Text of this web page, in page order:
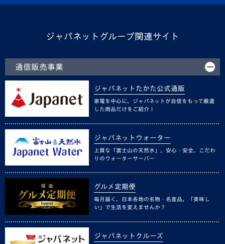
ジャパネットグループ関連サイト
通信販売事業
ジャパネットたかた公式通販
家電を中心に、ジャパネットが自信をもって厳選
した商品だけをご紹介！
ジャパネットウォーター
上質な「富士山の天然水」。安心・安全、こだわ
りのウォーターサーバー
グルメ定期便
毎月届く、日本各地の名物・名産品。「美味し
い」で生活を変えませんか？
ジャパネットクルーズ